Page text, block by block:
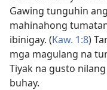
Gawing tunguhin
mahinahong
ibinigay. (Kaw. 1:8)
mga magulang na
Tiyak na gusto
buhay.